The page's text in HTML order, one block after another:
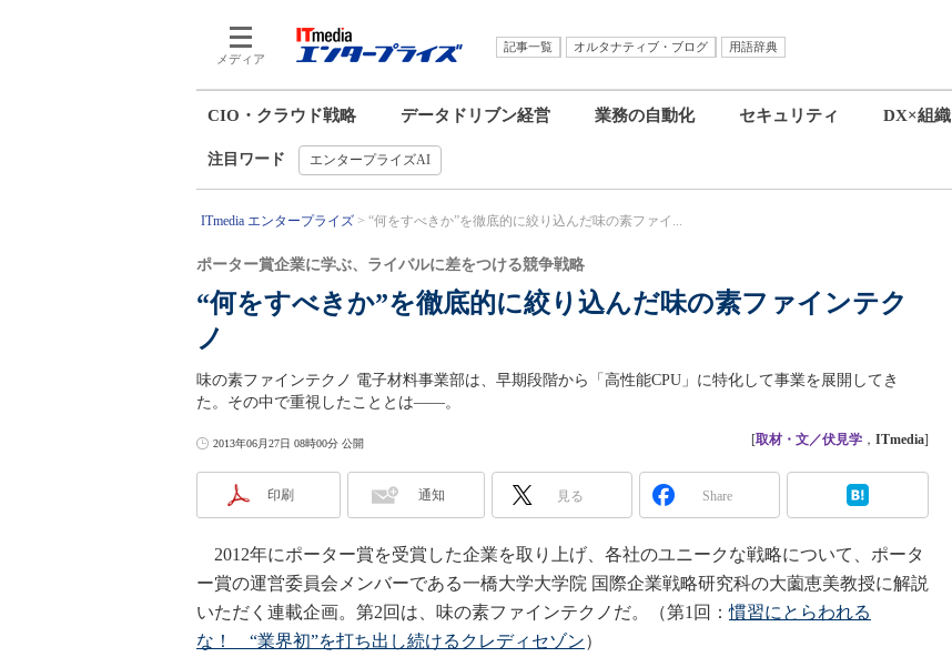
メディア
記事一覧 オルタナティブ・ブログ
用語辞典
CIO・クラウド戦略 データドリブン経営 業務の自動化 セキュリティ DX×組織
注目ワード エンタープライズAI
ITmedia エンタープライズ “何をすべきか”を徹底的に絞り込んだ味の素ファイ...
“何をすべきか”を徹底的に絞り込んだ味の素ファインテク
ノ
ポーター賞企業に学ぶ、ライバルに差をつける競争戦略
味の素ファインテクノ 電子材料事業部は、早期段階から「高性能CPU」に特化して事業を展開してき
た。その中で重視したこととは――。
2013年06月27日 08時00分 公開 [取材・文／伏見学 ， ITmedia]
印刷 通知 見る Share
2012年にポーター賞を受賞した企業を取り上げ、各社のユニークな戦略について、ポータ
ー賞の運営委員会メンバーである一橋大学大学院 国際企業戦略研究科の大薗恵美教授に解説
いただく連載企画。第2回は、味の素ファインテクノだ。（第1回：慣習にとらわれる
な！ “業界初”を打ち出し続けるクレディセゾン）